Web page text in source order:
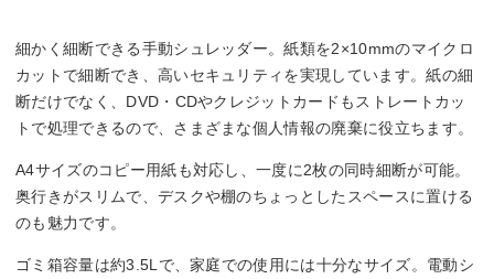
細かく細断できる手動シュレッダー。紙類を2×10mmのマイクロ
カットで細断でき、高いセキュリティを実現しています。紙の細
断だけでなく、DVD・CDやクレジットカードもストレートカッ
トで処理できるので、さまざまな個人情報の廃棄に役立ちます。
A4サイズのコピー用紙も対応し、一度に2枚の同時細断が可能。
奥行きがスリムで、デスクや棚のちょっとしたスペースに置ける
のも魅力です。
ゴミ箱容量は約3.5Lで、家庭での使用には十分なサイズ。電動シ